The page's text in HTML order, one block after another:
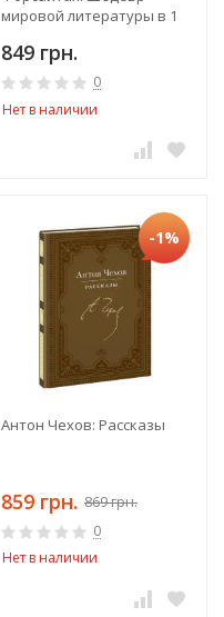
мировой литературы в 1
849 грн.
0
Нет в наличии
-1%
Антон Чехов: Рассказы
859 грн. 869 грн.
0
Нет в наличии